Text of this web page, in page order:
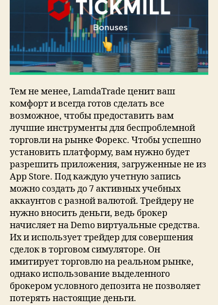
Тем не менее, LamdaTrade ценит ваш
комфорт и всегда готов сделать все
возможное, чтобы предоставить вам
лучшие инструменты для беспроблемной
торговли на рынке Форекс. Чтобы успешно
установить платформу, вам нужно будет
разрешить приложения, загруженные не из
App Store. Под каждую учетную запись
можно создать до 7 активных учебных
аккаунтов с разной валютой. Трейдеру не
нужно вносить деньги, ведь брокер
начисляет на Demo виртуальные средства.
Их и использует трейдер для совершения
сделок в торговом симуляторе. Он
имитирует торговлю на реальном рынке,
однако использование выделенного
брокером условного депозита не позволяет
потерять настоящие деньги.